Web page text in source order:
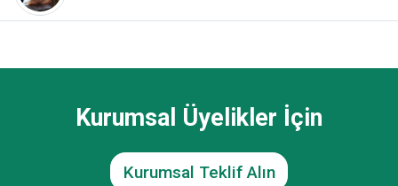
Kurumsal Üyelikler İçin
Kurumsal Teklif Alın